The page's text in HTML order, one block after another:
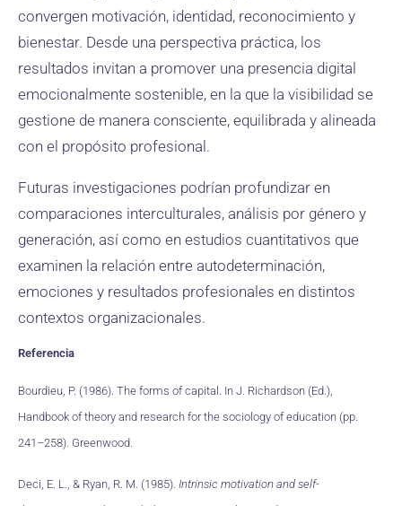
convergen motivación, identidad, reconocimiento y
bienestar. Desde una perspectiva práctica, los
resultados invitan a promover una presencia digital
emocionalmente sostenible, en la que la visibilidad se
gestione de manera consciente, equilibrada y alineada
con el propósito profesional.
Futuras investigaciones podrían profundizar en
comparaciones interculturales, análisis por género y
generación, así como en estudios cuantitativos que
examinen la relación entre autodeterminación,
emociones y resultados profesionales en distintos
contextos organizacionales.
Referencia
Bourdieu, P. (1986). The forms of capital. In J. Richardson (Ed.),
Handbook of theory and research for the sociology of education (pp.
241–258). Greenwood.
Deci, E. L., & Ryan, R. M. (1985). Intrinsic motivation and self-